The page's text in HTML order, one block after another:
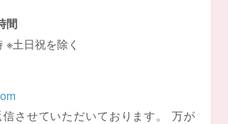
間
土日祝を除く
させていただいております。 万が